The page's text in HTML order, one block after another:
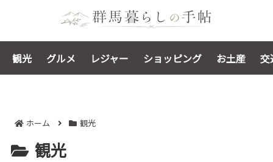
観光 グルメ レジャー ショッピング お土産 交
ホーム 観光
観光